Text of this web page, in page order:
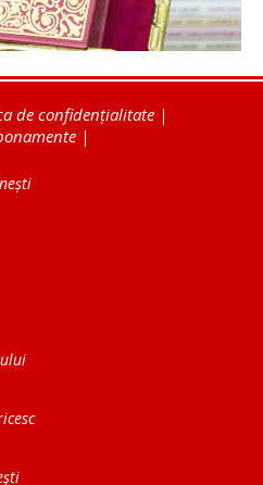
de confidențialitate |
|